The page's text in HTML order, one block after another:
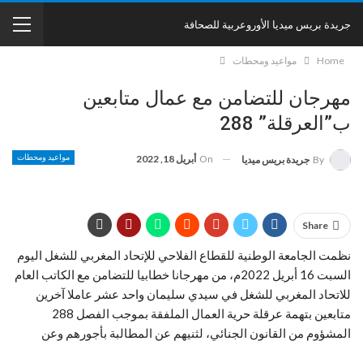
جريدة بريس ميديا الأوروعربية للصحافة
Home مواعيد ومحطات
مهرجان للتضامن مع عمال متابعين
ب”العرقلة” 288
مواعيد ومحطات By جريدة بريس ميديا On أبريل 18, 2022
Share
نظمت الجامعة الوطنية للقطاع الفلاحي للإتحاد المغربي للشغل اليوم
السبت 16 أبريل 2022م، من مهرجانا خطابيا للتضامن مع الكاتب العام
للاتحاد المغربي للشغل في سيدي سليمان واحد عشر عاملا آخرين
متابعين بتهمة عرقلة حرية العمال الملفقة بموجب الفصل 288
المشؤوم من القانون الجنائي، لثنيهم عن المطالبة بأجورهم وعن